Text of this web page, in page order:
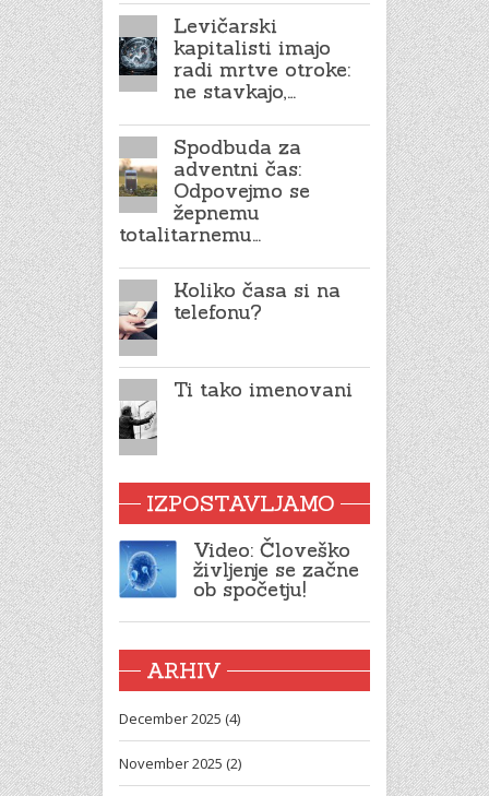
Levičarski
kapitalisti imajo
radi mrtve otroke:
ne stavkajo,…
Spodbuda za
adventni čas:
Odpovejmo se
žepnemu
totalitarnemu…
Koliko časa si na
telefonu?
Ti tako imenovani
IZPOSTAVLJAMO
Video: Človeško
življenje se začne
ob spočetju!
ARHIV
December 2025 (4)
November 2025 (2)